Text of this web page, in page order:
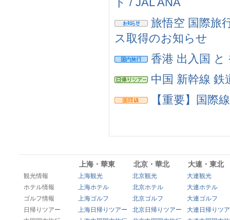
ド / JAL ANA
旅悟空 国際旅
ス取得のお知らせ
香港 出入国 と
中国 新幹線
【重要】国際
上海・華東 北京・華北 大連・東北
観光情報 上海観光 北京観光
大連観光
ホテル情報
上海ホテル 北京ホテル
大連ホテル
ゴルフ情報
上海ゴルフ 北京ゴルフ
大連ゴルフ
日帰りツアー
上海日帰りツアー 北京日帰りツアー
大連日帰りツ